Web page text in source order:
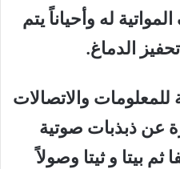
له وأحياناً يتم
الدماغ.
والاتصالات
عن ذبذبات صوتية
ثم بيتا و ثيتا وصولاً